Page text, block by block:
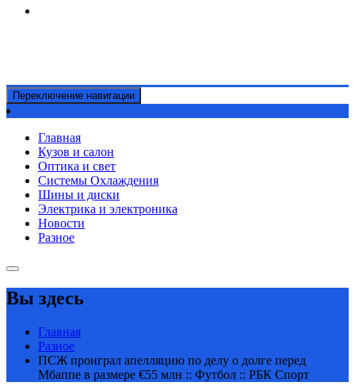
Переключение навигации
Главная
Кузов и салон
Оптика и свет
Системы Охлаждения
Шины и диски
Электрика и электроника
Новости
Разное
Вы здесь
Главная
Разное
ПСЖ проиграл апелляцию по делу о долге перед
Мбаппе в размере €55 млн :: Футбол :: РБК Спорт